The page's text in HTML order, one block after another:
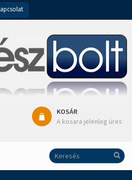
KOSÁR
A kosara jelenleg üres